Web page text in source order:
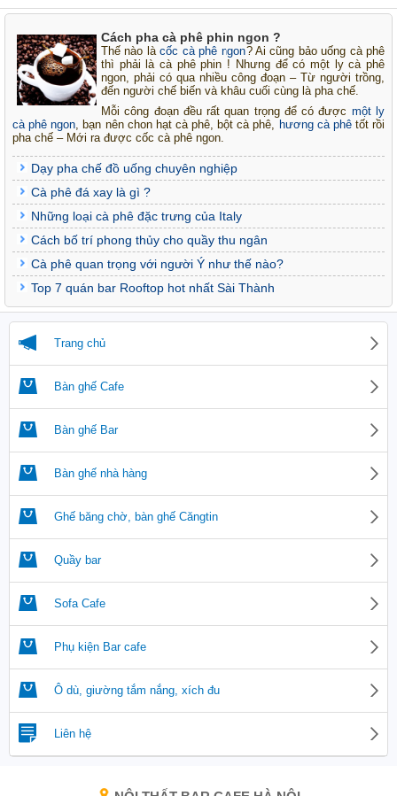
Cách pha cà phê phin ngon ?
Thế nào làcốc cà phê ngon? Ai cũng bảo uống cà phê
thì phải là cà phê phin ! Nhưng để có một ly cà phê
ngon, phải có qua nhiều công đoạn – Từ người trồng,
đến người chế biến và khâu cuối cùng là pha chế.
Mỗi công đoạn đều rất quan trọng để có được một ly
cà phê ngon , bạn nên chon hạt cà phê, bột cà phê, hương cà phêtốt rồi
pha chế – Mới ra được cốc cà phê ngon.
Dạy pha chế đồ uống chuyên nghiệp
Cà phê đá xay là gì ?
Những loại cà phê đặc trưng của Italy
Cách bố trí phong thủy cho quầy thu ngân
Cà phê quan trọng với người Ý như thế nào?
Top 7 quán bar Rooftop hot nhất Sài Thành
Trang chủ
Bàn ghế Cafe
Bàn ghế Bar
Bàn ghế nhà hàng
Ghế băng chờ, bàn ghế Căngtin
Quầy bar
Sofa Cafe
Phụ kiện Bar cafe
Ô dù, giường tắm nắng, xích đu
Liên hệ